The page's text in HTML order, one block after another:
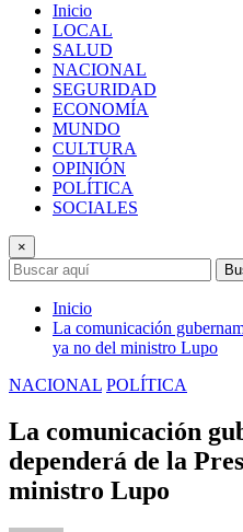
Inicio
LOCAL
SALUD
NACIONAL
SEGURIDAD
ECONOMÍA
MUNDO
CULTURA
OPINIÓN
POLÍTICA
SOCIALES
×
Inicio
La comunicación
ya no del ministro Lupo
NACIONAL POLÍTICA
La comunicación
dependerá de la
ministro Lupo